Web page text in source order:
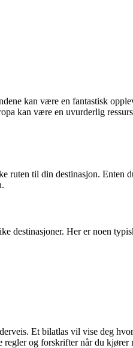
kan være en fantastisk
kan være en uvurderlig
ruten til din destinasjon. Enten
destinasjoner. Her er noen
Et bilatlas vil vise deg
regler og forskrifter når du